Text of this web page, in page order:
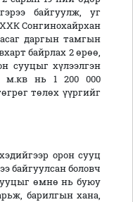
байгуулж, уг
Сонгинохайрхан
даргын тамгын
байрлах 2 өрөө,
сууцыг хүлээлгэн
м.кв нь 1 200 000
төлөх үүргийг
орон сууц
байгуулсан боловч
өмнө нь буюу
барилгын хана,